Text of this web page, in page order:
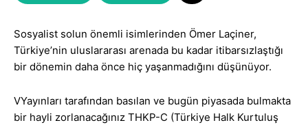
Sosyalist solun önemli isimlerinden Ömer Laçiner,
Türkiye’nin uluslararası arenada bu kadar itibarsızlaştığı
bir dönemin daha önce hiç yaşanmadığını düşünüyor.
VYayınları tarafından basılan ve bugün piyasada bulmakta
bir hayli zorlanacağınız THKP-C (Türkiye Halk Kurtuluş